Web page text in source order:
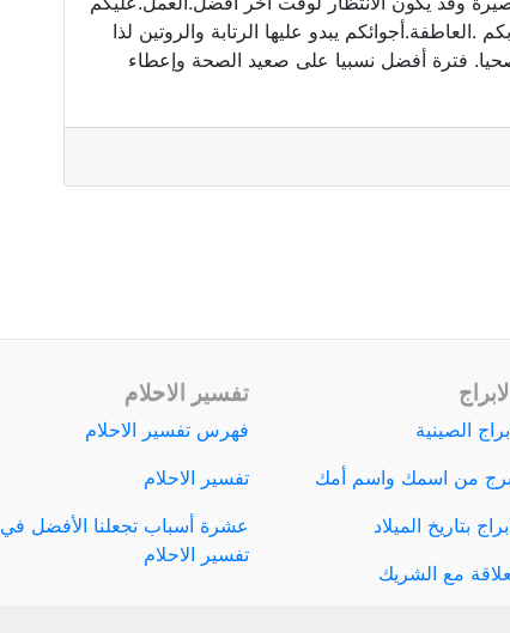
يبدو عليها الرتابة والروتين لذا
فترة أفضل نسبيا على صعيد الصحة وإعطاء
الصينية
من اسمك واسم أمك
بتاريخ الميلاد
مع الشريك
تفسير الاحلام
فهرس تفسير الاحلام
تفسير الاحلام
عشرة أسباب تجعلنا الأفضل في
تفسير الاحلام